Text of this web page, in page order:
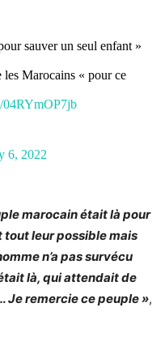
sauver un seul enfant »
les Marocains « pour ce
04RYmOP7jb
6, 2022
marocain était là pour
tout leur possible mais
n’a pas survécu
là, qui attendait de
Je remercie ce peuple»,